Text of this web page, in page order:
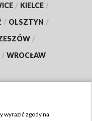
/ KIELCE /
/ OLSZTYN /
/
/ WROCŁAW
wyrazić zgody na